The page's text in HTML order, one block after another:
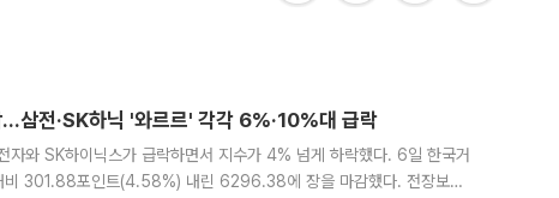
전·SK하닉 '와르르' 각각 6%·10%대 급락
자와 SK하이닉스가 급락하면서 지수가 4% 넘게 하락했다. 6일 한국거
비 301.88포인트(4.58%) 내린 6296.38에 장을 마감했다. 전장보다